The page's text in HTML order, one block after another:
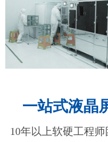
一站式液晶
10年以上软硬工程